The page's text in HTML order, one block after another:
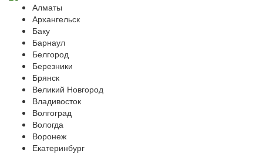
Алматы
Архангельск
Баку
Барнаул
Белгород
Березники
Брянск
Великий Новгород
Владивосток
Волгоград
Вологда
Воронеж
Екатеринбург